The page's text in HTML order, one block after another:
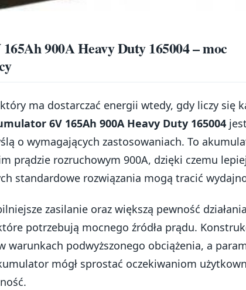
900A Heavy Duty 165004 – moc
ma dostarczać energii wtedy, gdy liczy się
6V 165Ah 900A Heavy Duty 165004 jest
o wymagających zastosowaniach. To
prądzie rozruchowym 900A, dzięki czemu
standardowe rozwiązania mogą tracić
zasilanie oraz większą pewność
potrzebują mocnego źródła prądu.
warunkach podwyższonego obciążenia, a
mógł sprostać oczekiwaniom